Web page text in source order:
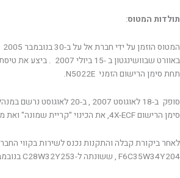
תולדות המטוס:
תחת סימן הרישום הזמני N5022E.
סופק ב-18 לאוגוסט 2007 , ב-20
סימן הרישום 4X-ECF, את הכינוי "קריית שמונה" ואת מספר הצי – 106.
לאחר ביקורת קבלה והתקנות נכנס לשירות בקווי
F6C35W34Y204 , ששונתה ל-C28W32Y253 בנובמבר 2023.